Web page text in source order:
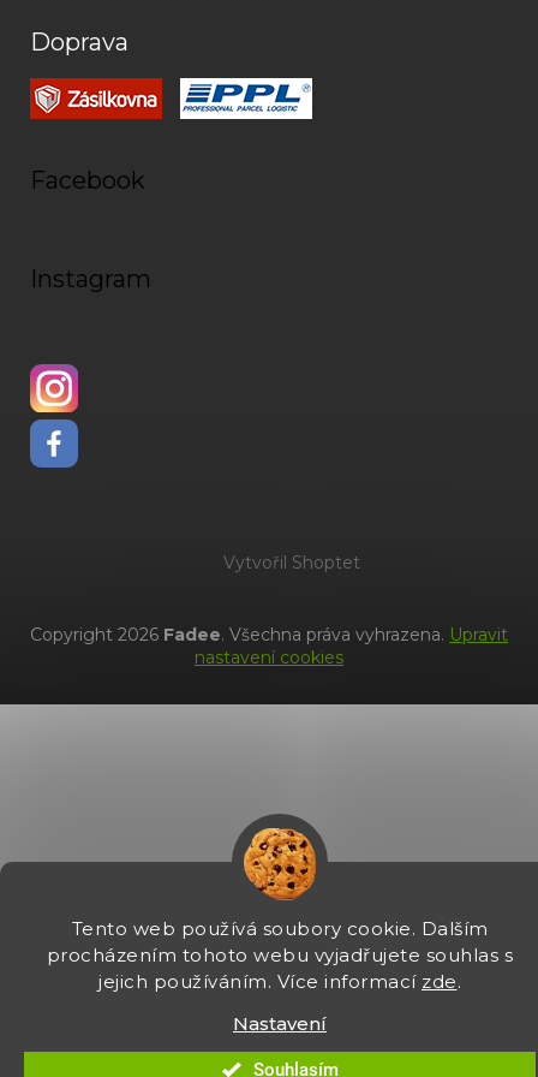
Tento web používá soubory cookie. Dalším
procházením tohoto webu vyjadřujete souhlas s
jejich používáním. Více informací zde.
Nastavení
Souhlasím
Doprava
Facebook
Instagram
Vytvořil Shoptet
Copyright 2026 Fadee. Všechna práva vyhrazena. Upravit
nastavení cookies